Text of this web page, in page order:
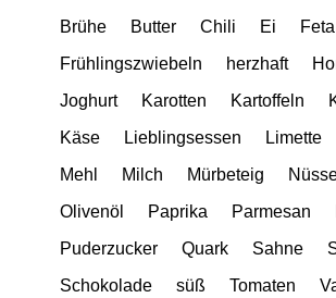
Brühe
Butter Chili Ei
Feta
Frühlingszwiebeln
herzhaft
Joghurt
Karotten Kartoffeln
Käse
Lieblingsessen Limette
Mehl
Milch Mürbeteig
Olivenöl
Paprika Parmesan
Puderzucker
Quark Sahne
Schokolade
süß Tomaten